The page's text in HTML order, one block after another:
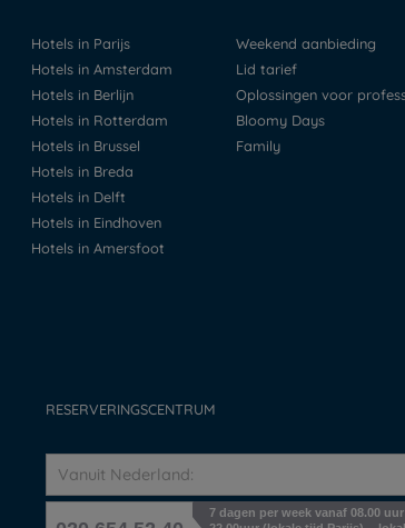
Hotels in Parijs
Hotels in Amsterdam
Hotels in Berlijn
Hotels in Rotterdam
Hotels in Brussel
Hotels in Breda
Hotels in Delft
Hotels in Eindhoven
Hotels in Amersfoot
Weekend aanbieding
Lid tarief
Oplossingen voor
Bloomy Days
Family
RESERVERINGSCENTRUM
Vanuit Nederland:
7 dagen per week vanaf 08.00